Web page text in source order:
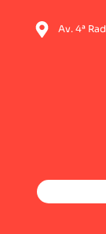
Av. 4ª